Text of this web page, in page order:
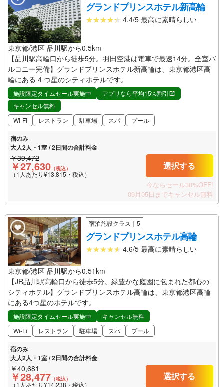
グランドプリンスホテル新高輪
4.4/5 最高に素晴らしい
東京都/港区 品川駅から0.5km
【品川駅高輪口から徒歩5分。羽田空港は電車で最速14分。全室バ
ルコニー完備】グランドプリンスホテル新高輪は、東京都港区高
輪にある 4 つ星のシティホテルです。
施設限定タイムセール実施中
アプリなら平均15%割引
キャンセル無料
Wi-Fi
レストラン 駐車場 スパ プール
宿のみ
大人2人・1室 / 2日間の合計料金
￥39,472
￥27,630 （税込）
（1人あたり¥13,815・税込）
選択する
今ならセール30%OFF!
09月05日までキャンセル無料
宿泊施設クラス｜5
グランドプリンスホテル高輪
4.6/5 最高に素晴らしい
東京都/港区 品川駅から0.51km
【JR品川駅高輪口から徒歩5分。緑豊かな庭園に包まれた都心の
シティホテル】グランドプリンスホテル高輪は、東京都港区高輪
にある4つ星のホテルです。
施設限定タイムセール実施中
キャンセル無料
Wi-Fi
レストラン 駐車場 スパ プール
宿のみ
大人2人・1室 / 2日間の合計料金
￥40,681
￥28,477 （税込）
（1人あたり¥14,238・税込）
選択する